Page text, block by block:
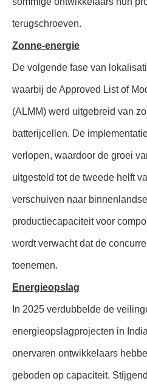
terugschroeven.
Zonne-energie
De volgende fase van
waarbij de Approved List of
(ALMM) werd uitgebreid van
batterijcellen. De
verlopen, waardoor de groei
uitgesteld tot de tweede helft
verschuiven naar
productiecapaciteit voor
wordt verwacht dat de
toenemen.
Energieopslag
In 2025 verdubbelde de
energieopslagprojecten in
onervaren ontwikkelaars
geboden op capaciteit.